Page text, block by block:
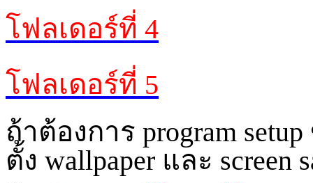
โฟลเดอร์ที่ 4
โฟลเดอร์ที่ 5
ถ้าต้องการ program setup
ตั้ง wallpaper และ screen